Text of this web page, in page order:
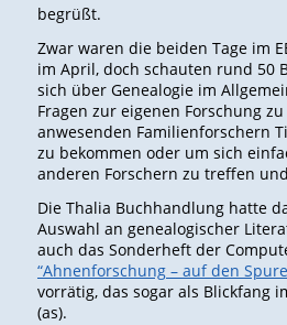
begrüßt.
Zwar waren die beiden Tage im
im April, doch schauten rund 50
sich über Genealogie im
Fragen zur eigenen Forschung
anwesenden Familienforschern
zu bekommen oder um sich
anderen Forschern zu treffen
Die Thalia Buchhandlung hatte
Auswahl an genealogischer
auch das Sonderheft der
“Ahnenforschung – auf den
vorrätig, das sogar als Blickfang
(as).